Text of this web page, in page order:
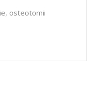
osteotomii